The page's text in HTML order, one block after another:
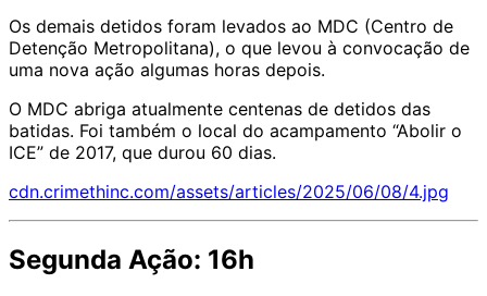
Os demais detidos foram levados ao MDC (Centro de
Detenção Metropolitana), o que levou à convocação de
uma nova ação algumas horas depois.
O MDC abriga atualmente centenas de detidos das
batidas. Foi também o local do acampamento “Abolir o
ICE” de 2017, que durou 60 dias.
cdn.crimethinc.com/assets/articles/2025/06/08/4.jpg
Segunda Ação: 16h